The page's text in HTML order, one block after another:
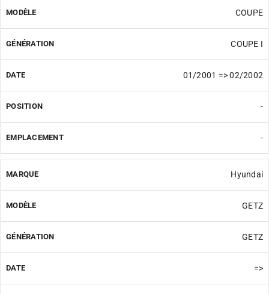
COUPE
COUPE I
01/2001 => 02/2002
-
-
Hyundai
GETZ
GETZ
=>